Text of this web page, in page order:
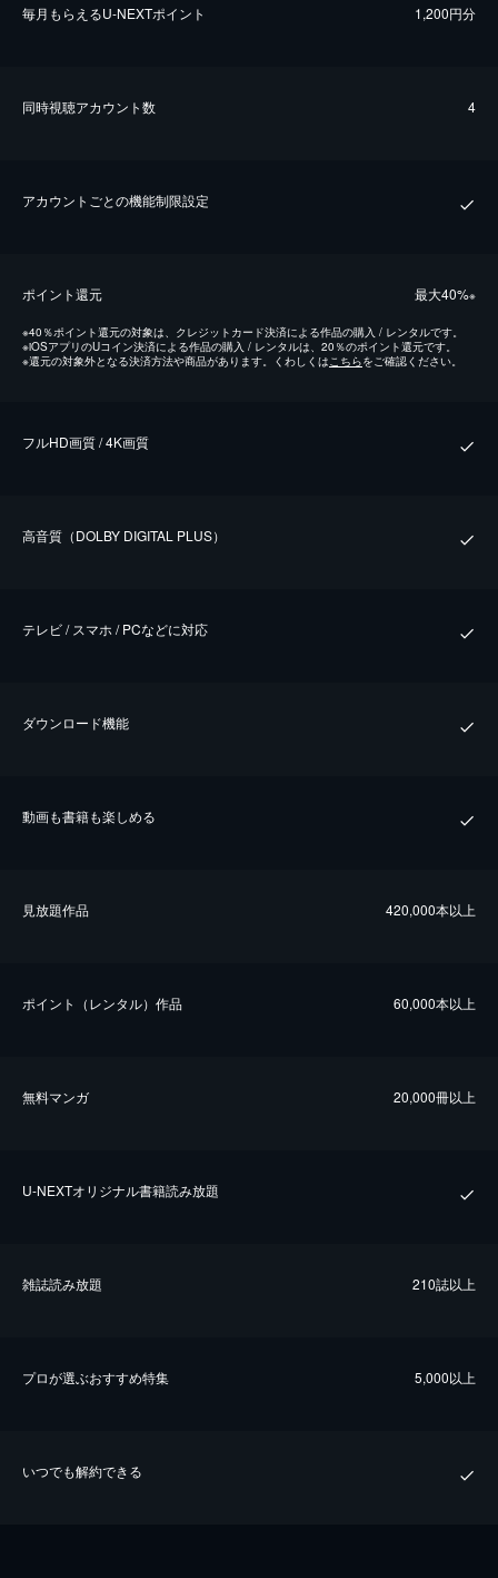
毎⽉もらえるU-NEXTポイント 1,200円分
同時視聴アカウント数 4
アカウントごとの機能制限設定
ポイント還元 最⼤40%※
※40％ポイント還元の対象は、クレジットカード決済による作品の購入 / レンタルです。
※iOSアプリのUコイン決済による作品の購入 / レンタルは、20％のポイント還元です。
※還元の対象外となる決済方法や商品があります。くわしくはこちらをご確認ください。
フルHD画質 / 4K画質
⾼⾳質（DOLBY DIGITAL PLUS）
テレビ / スマホ / PCなどに対応
ダウンロード機能
動画も書籍も楽しめる
⾒放題作品 420,000本以上
ポイント（レンタル）作品 60,000本以上
無料マンガ 20,000冊以上
U-NEXTオリジナル書籍読み放題
雑誌読み放題 210誌以上
プロが選ぶおすすめ特集 5,000以上
いつでも解約できる